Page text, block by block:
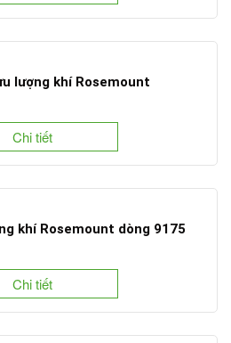
lượng khí Rosemount
Chi tiết
khí Rosemount dòng 9175
Chi tiết